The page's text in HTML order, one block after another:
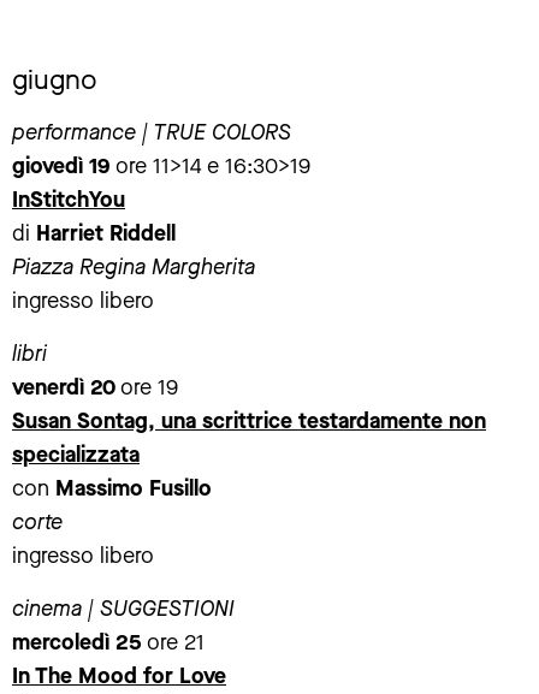
giugno
performance | TRUE COLORS
giovedì 19 ore 11>14 e 16:30>19
InStitchYou
di Harriet Riddell
Piazza Regina Margherita
ingresso libero
libri
venerdì 20ore 19
Susan Sontag, una scrittrice testardamente non
specializzata
con Massimo Fusillo
corte
ingresso libero
cinema | SUGGESTIONI
mercoledì 25 ore 21
In The Mood for Love